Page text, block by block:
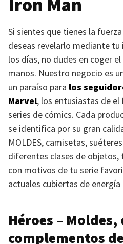
Iron Man
Si sientes que tienes la
deseas revelarlo mediante
los días, no dudes en coger
manos. Nuestro negocio es
un paraíso para los
Marvel, los entusiastas de
series de cómics. Cada
se identifica por su gran
MOLDES, camisetas,
diferentes clases de
con motivos de tu serie
actuales cubiertas de
Héroes –
complementos